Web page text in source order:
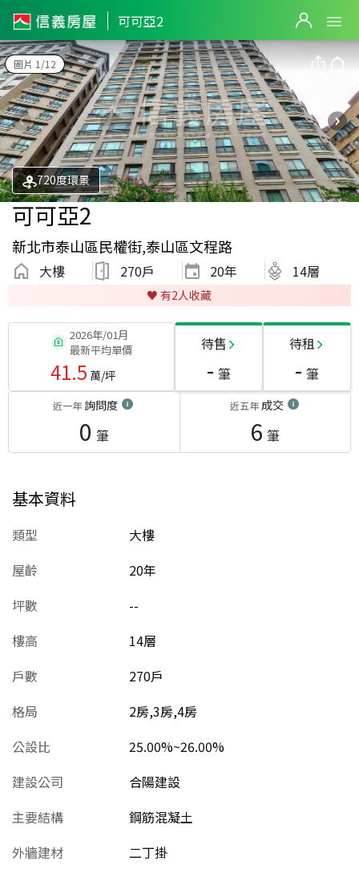
可可亞2
圖片 1/12
720度環景
可可亞2
新北市泰山區民權街,泰山區文程路
大樓 270戶 20年 14層
♥️ 有2人收藏
2026年/01月
最新平均單價
41.5 萬/坪
待售
- 筆
待租
- 筆
近一年詢問度
0 筆
近五年成交
6 筆
基本資料
類型
大樓
屋齡
20年
坪數
--
樓高
14層
戶數
270戶
格局
2房,3房,4房
公設比
25.00%~26.00%
建設公司
合陽建設
主要結構
鋼筋混凝土
外牆建材
二丁掛